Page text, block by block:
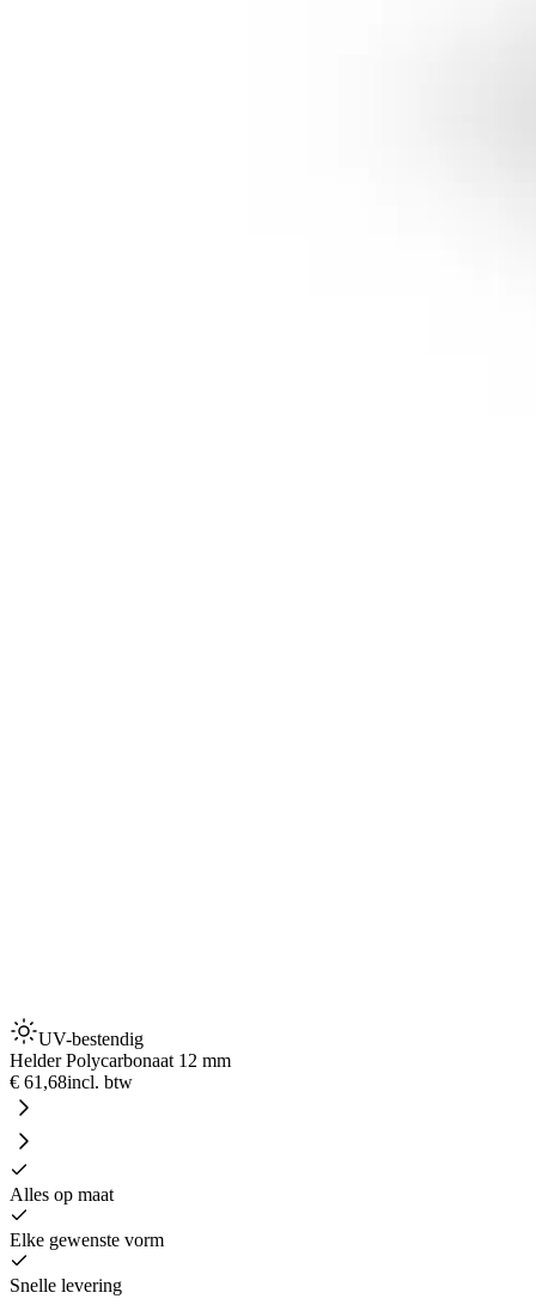
UV-bestendig
Helder Polycarbonaat 12 mm
€ 61,68incl. btw
Alles op maat
Elke gewenste vorm
Snelle levering